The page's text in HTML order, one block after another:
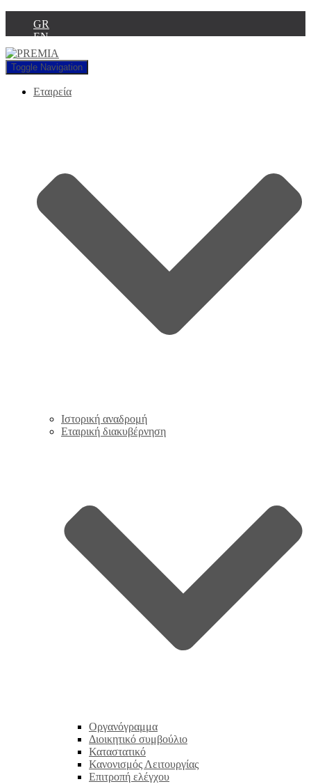
GR
EN
Toggle Navigation
Εταιρεία
Ιστορική αναδρομή
Εταιρική διακυβέρνηση
Οργανόγραμμα
Διοικητικό συμβούλιο
Καταστατικό
Κανονισμός Λειτουργίας
Επιτροπή ελέγχου